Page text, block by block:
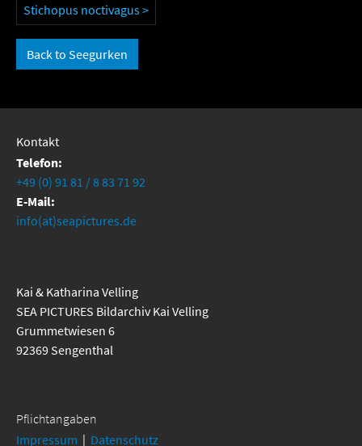
Stichopus noctivagus >
Back to Seegurken
Kontakt
Telefon:
+49 (0) 91 81 / 8 83 71 92
E-Mail:
info(at)seapictures.de
Kai & Katharina Velling
SEA PICTURES Bildarchiv Kai Velling
Grummetwiesen 6
92369 Sengenthal
Pflichtangaben
Impressum | Datenschutz